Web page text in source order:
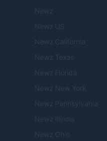
Newz
Newz US
Newz California
Newz Texas
Newz Florida
Newz New York
Newz Pennsylvania
Newz Illinois
Newz Ohio